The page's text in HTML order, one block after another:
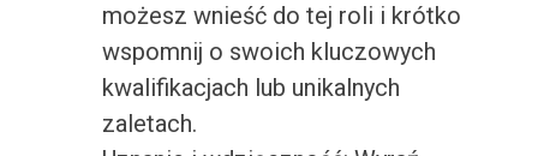
możesz wnieść do tej roli i krótko
wspomnij o swoich kluczowych
kwalifikacjach lub unikalnych
zaletach.